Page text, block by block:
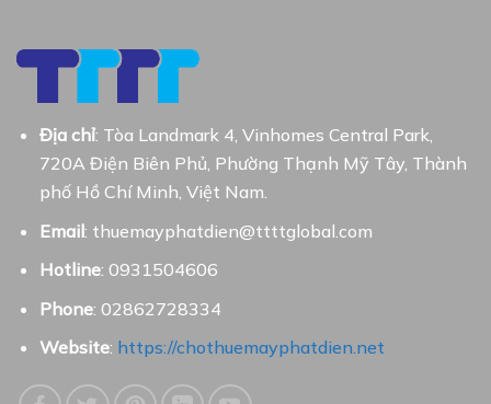
Địa chỉ: Tòa Landmark 4, Vinhomes Central Park,
720A Điện Biên Phủ, Phường Thạnh Mỹ Tây, Thành
phố Hồ Chí Minh, Việt Nam.
Email: thuemayphatdien@ttttglobal.com
Hotline: 0931504606
Phone: 02862728334
Website: https://chothuemayphatdien.net